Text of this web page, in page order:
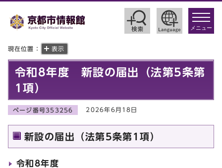
toggle
メニュー
現在位置： 表示
令和8年度 新設の届出（法第5条第
1項）
ページ番号353256 2026年6月18日
新設の届出（法第5条第1項）
令和8年度